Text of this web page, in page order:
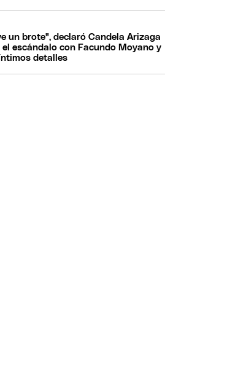
un brote", declaró Candela Arizaga
escándalo con Facundo Moyano y
detalles